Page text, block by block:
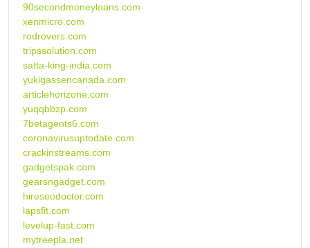
90secondmoneyloans.com
xenmicro.com
rodrovers.com
tripssolution.com
satta-king-india.com
yukigassencanada.com
articlehorizone.com
yuqqbbzp.com
7betagents6.com
coronavirusuptodate.com
crackinstreams.com
gadgetspak.com
gearsngadget.com
hireseodoctor.com
lapsfit.com
levelup-fast.com
mytreepla.net